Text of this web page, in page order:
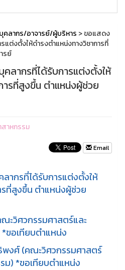
คลากร/อาจารย์/ผู้บริหาร > ขอแสดง
ต่งตั้งให้ดำรงตำแหน่งทางวิชาการที่
รย์
ลากรที่ได้รับการแต่งตั้งให้
รที่สูงขึ้น ตำแหน่งผู้ช่วย
าหกรรม
Email
ากรที่ได้รับการแต่งตั้งให้
ที่สูงขึ้น ตำแหน่งผู้ช่วย
วิศวกรรมศาสตร์และ
ขอเทียบตำแหน่ง
ศ์ (คณะวิศวกรรมศาสตร์
ม) *ขอเทียบตำแหน่ง